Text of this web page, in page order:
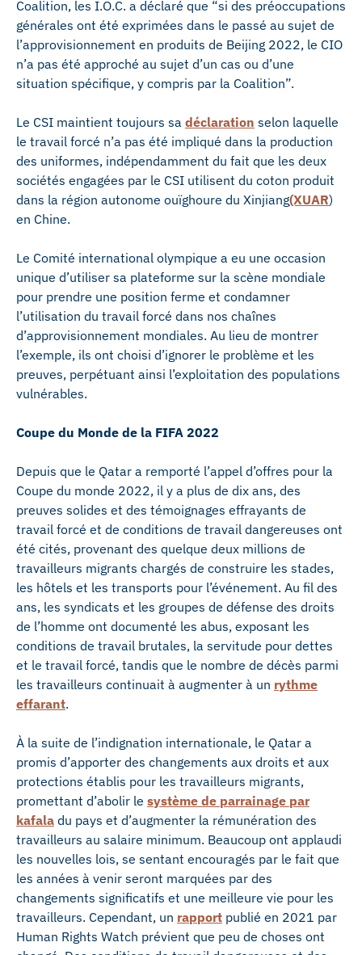
Coalition, les I.O.C. a déclaré que “si des préoccupations
générales ont été exprimées dans le passé au sujet de
l’approvisionnement en produits de Beijing 2022, le CIO
n’a pas été approché au sujet d’un cas ou d’une
situation spécifique, y compris par la Coalition”.
Le CSI maintient toujours sa déclaration selon laquelle
le travail forcé n’a pas été impliqué dans la production
des uniformes, indépendamment du fait que les deux
sociétés engagées par le CSI utilisent du coton produit
dans la région autonome ouïghoure du Xinjiang(XUAR)
en Chine.
Le Comité international olympique a eu une occasion
unique d’utiliser sa plateforme sur la scène mondiale
pour prendre une position ferme et condamner
l’utilisation du travail forcé dans nos chaînes
d’approvisionnement mondiales. Au lieu de montrer
l’exemple, ils ont choisi d’ignorer le problème et les
preuves, perpétuant ainsi l’exploitation des populations
vulnérables.
Coupe du Monde de la FIFA 2022
Depuis que le Qatar a remporté l’appel d’offres pour la
Coupe du monde 2022, il y a plus de dix ans, des
preuves solides et des témoignages effrayants de
travail forcé et de conditions de travail dangereuses ont
été cités, provenant des quelque deux millions de
travailleurs migrants chargés de construire les stades,
les hôtels et les transports pour l’événement. Au fil des
ans, les syndicats et les groupes de défense des droits
de l’homme ont documenté les abus, exposant les
conditions de travail brutales, la servitude pour dettes
et le travail forcé, tandis que le nombre de décès parmi
les travailleurs continuait à augmenter à un rythme
effarant.
À la suite de l’indignation internationale, le Qatar a
promis d’apporter des changements aux droits et aux
protections établis pour les travailleurs migrants,
promettant d’abolir le système de parrainage par
kafala du pays et d’augmenter la rémunération des
travailleurs au salaire minimum. Beaucoup ont applaudi
les nouvelles lois, se sentant encouragés par le fait que
les années à venir seront marquées par des
changements significatifs et une meilleure vie pour les
travailleurs. Cependant, un rapport publié en 2021 par
Human Rights Watch prévient que peu de choses ont